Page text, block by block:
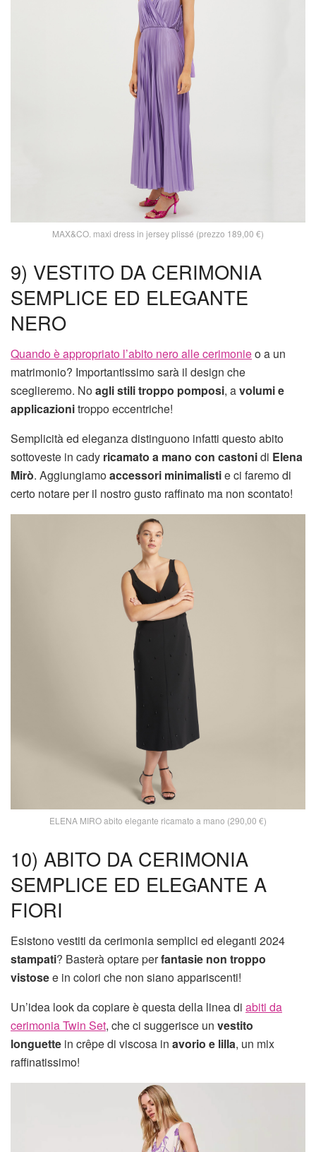
MAX&CO. maxi dress in jersey plissé (prezzo 189,00 €)
9) VESTITO DA CERIMONIA
SEMPLICE ED ELEGANTE
NERO
Quando è appropriato l’abito nero alle cerimonieo a un
matrimonio? Importantissimo sarà il design che
sceglieremo. Noagli stili troppo pomposi, avolumi e
applicazionitroppo eccentriche!
Semplicità ed eleganza distinguono infatti questo abito
sottoveste in cady ricamato a mano con castonidi Elena
Mirò. Aggiungiamoaccessori minimalistie ci faremo di
certo notare per il nostro gusto raffinato ma non scontato!
ELENA MIRO abito elegante ricamato a mano (290,00 €)
10) ABITO DA CERIMONIA
SEMPLICE ED ELEGANTE A
FIORI
Esistono vestiti da cerimonia semplici ed eleganti 2024
stampati? Basterà optare perfantasie non troppo
vistosee in colori che non siano appariscenti!
Un’idea look da copiare è questa della linea di abiti da
cerimonia Twin Set, che ci suggerisce un vestito
longuette in crêpe di viscosa in avorio e lilla, un mix
raffinatissimo!